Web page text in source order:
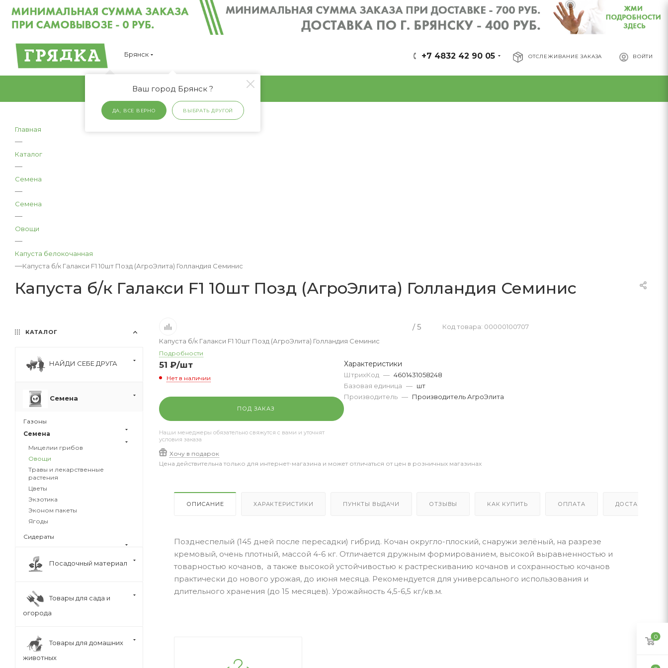
Брянск
Ваш город Брянск ?
ДА, ВСЕ ВЕРНО ВЫБРАТЬ ДРУГОЙ
ОТСЛЕЖИВАНИЕ ЗАКАЗА ВОЙТИ
+7 4832 42 90 05
Главная
—
Каталог
—
Семена
—
Семена
—
Овощи
—
Капуста белокочанная
—Капуста б/к Галакси F1 10шт Позд (АгроЭлита) Голландия Семинис
Капуста б/к Галакси F1 10шт Позд (АгроЭлита) Голландия Семинис
/ 5
Код товара: 00000100707
Капуста б/к Галакси F1 10шт Позд (АгроЭлита) Голландия Семинис
Подробности
51 ₽/шт
Нет в наличии
ПОД ЗАКАЗ
Наши менеджеры обязательно свяжутся с вами и уточнят
условия заказа
Хочу в подарок
Характеристики
ШтрихКод — 4601431058248
Базовая единица — шт
Производитель — Производитель АгроЭлита
Цена действительна только для интернет-магазина и может отличаться от цен в розничных магазинах
ОПИСАНИЕ ХАРАКТЕРИСТИКИ ПУНКТЫ ВЫДАЧИ ОТЗЫВЫ КАК КУПИТЬ ОПЛАТА ДОСТАВКА
Позднеспелый (145 дней после пересадки) гибрид. Кочан округло-плоский, снаружи зелёный, на разрезе
кремовый, очень плотный, массой 4-6 кг. Отличается дружным формированием, высокой выравненностью и
товарностью кочанов, а также высокой устойчивостью к растрескиванию кочанов и сохранностью кочанов
практически до нового урожая, до июня месяца. Рекомендуется для универсального использования и
длительного хранения (до 15 месяцев). Урожайность 4,5-6,5 кг/кв.м.
КАТАЛОГ
НАЙДИ СЕБЕ ДРУГА
Семена
Газоны
Семена
Мицелии грибов
Овощи
Травы и лекарственные
растения
Цветы
Экзотика
Эконом пакеты
Ягоды
Сидераты
Посадочный материал
Товары для сада и
огорода
Товары для домашних
животных
0